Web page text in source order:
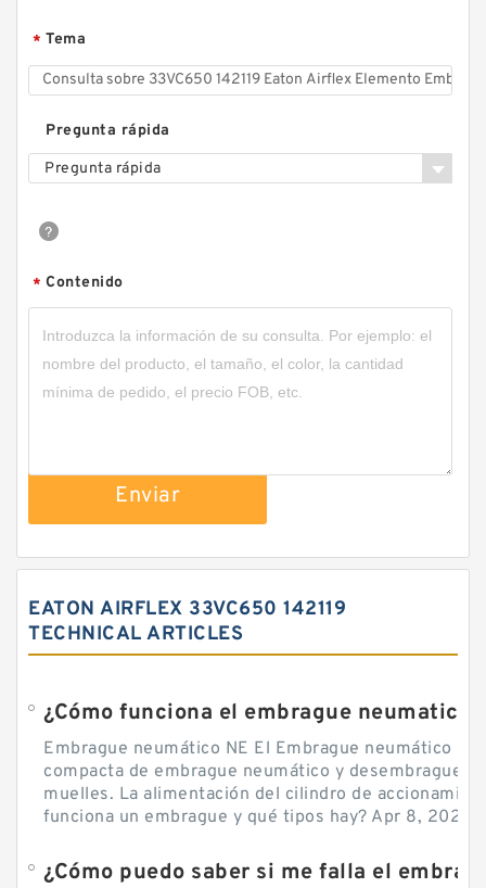
* Tema
Pregunta rápida
Pregunta rápida
* Contenido
Enviar
EATON AIRFLEX 33VC650 142119
TECHNICAL ARTICLES
¿Cómo funciona el embrague neumatico?
Embrague neumático NE El Embrague neumático
compacta de embrague neumático y desembrague
muelles. La alimentación del cilindro de
funciona un embrague y qué tipos hay? Apr 8, 2020